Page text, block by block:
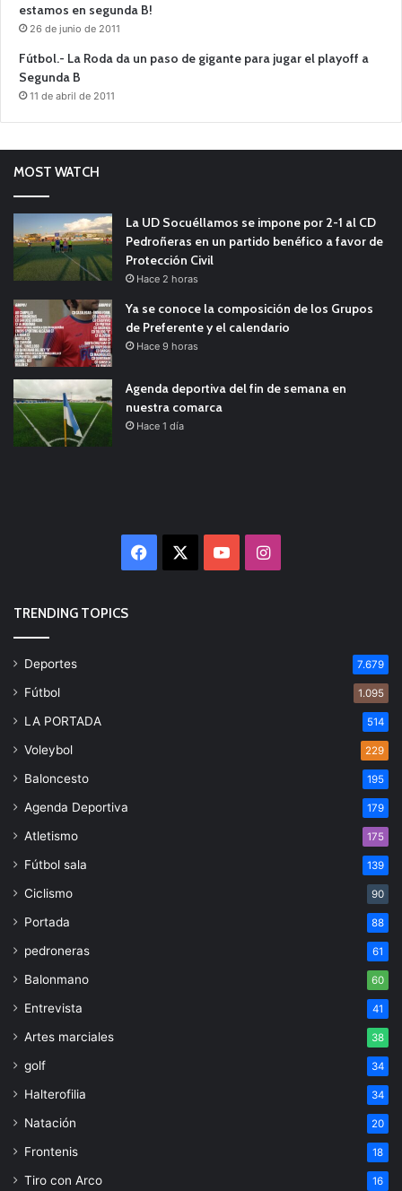
estamos en segunda B!
26 de junio de 2011
Fútbol.- La Roda da un paso de gigante para jugar el playoff a
Segunda B
11 de abril de 2011
MOST WATCH
La UD Socuéllamos se impone por 2-1 al CD
Pedroñeras en un partido benéfico a favor de
Protección Civil
Hace 2 horas
Ya se conoce la composición de los Grupos
de Preferente y el calendario
Hace 9 horas
Agenda deportiva del fin de semana en
nuestra comarca
Hace 1 día
Facebook YouTubeInstagram
TRENDING TOPICS
Deportes 7.679
Fútbol 1.095
LA PORTADA 514
Voleybol 229
Baloncesto 195
Agenda Deportiva 179
Atletismo 175
Fútbol sala 139
Ciclismo 90
Portada 88
pedroneras 61
Balonmano 60
Entrevista 41
Artes marciales 38
golf 34
Halterofilia 34
Natación 20
Frontenis 18
Tiro con Arco 16